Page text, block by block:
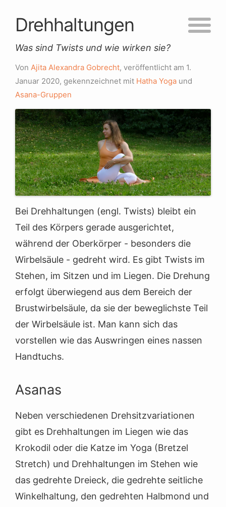
Drehhaltungen
Was sind Twists und wie wirken sie?
Von Ajita Alexandra Gobrecht, veröffentlicht am 1.
Januar 2020, gekennzeichnet mit Hatha Yoga und
Asana-Gruppen
Bei Drehhaltungen (engl. Twists) bleibt ein
Teil des Körpers gerade ausgerichtet,
während der Oberkörper - besonders die
Wirbelsäule - gedreht wird. Es gibt Twists im
Stehen, im Sitzen und im Liegen. Die Drehung
erfolgt überwiegend aus dem Bereich der
Brustwirbelsäule, da sie der beweglichste Teil
der Wirbelsäule ist. Man kann sich das
vorstellen wie das Auswringen eines nassen
Handtuchs.
Asanas
Neben verschiedenen Drehsitzvariationen
gibt es Drehhaltungen im Liegen wie das
Krokodil oder die Katze im Yoga (Bretzel
Stretch) und Drehhaltungen im Stehen wie
das gedrehte Dreieck, die gedrehte seitliche
Winkelhaltung, den gedrehten Halbmond und